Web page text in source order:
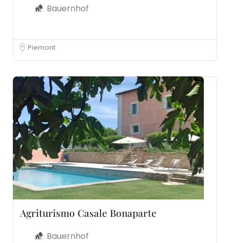
Bauernhof
Piemont
Agriturismo Casale Bonaparte
Bauernhof